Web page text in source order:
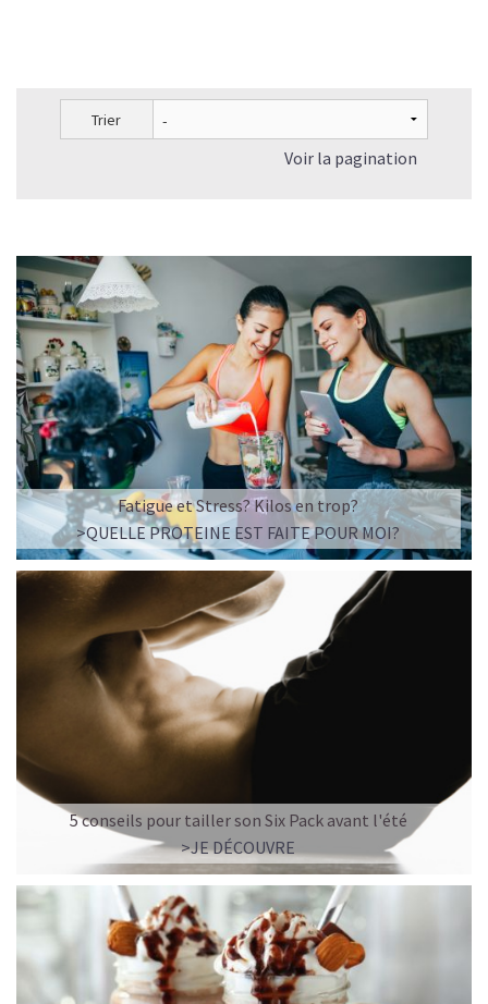
Trier
Voir la pagination
Fatigue et Stress? Kilos en trop?
>QUELLE PROTEINE EST FAITE POUR MOI?
5 conseils pour tailler son Six Pack avant l'été
>JE DÉCOUVRE